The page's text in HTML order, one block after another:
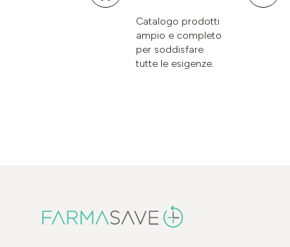
Catalogo prodotti
ampio e completo
per soddisfare
tutte le esigenze.